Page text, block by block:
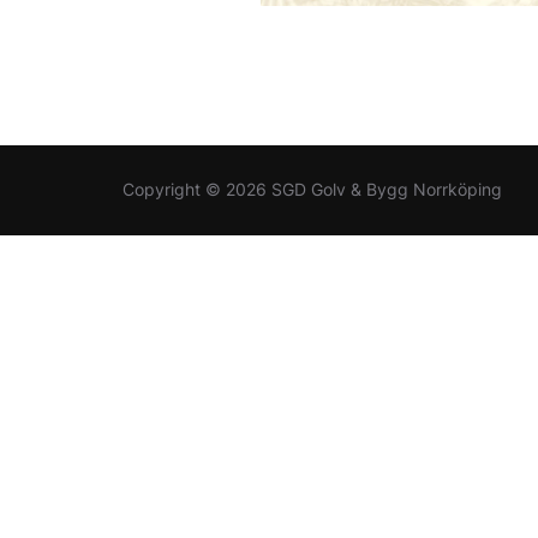
Copyright © 2026 SGD Golv & Bygg Norrköping